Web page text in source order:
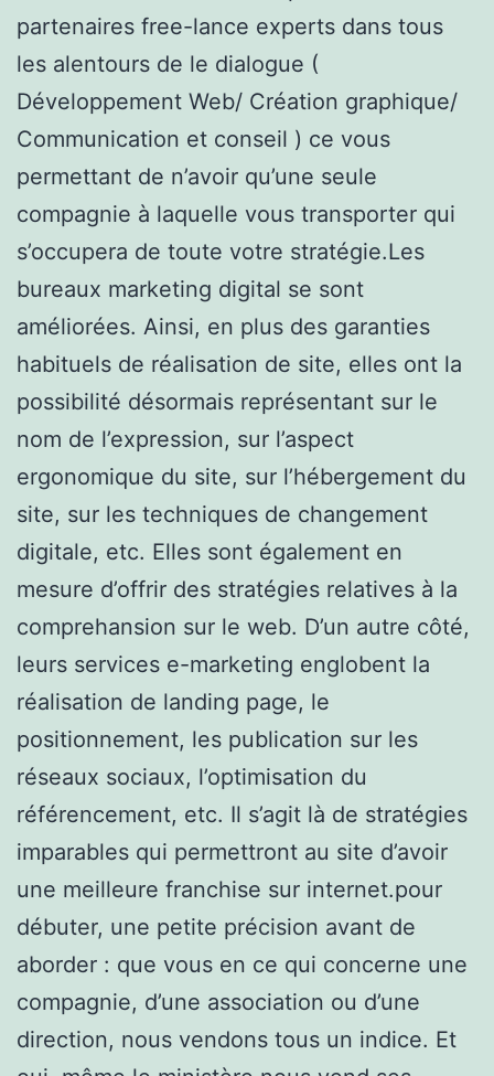
partenaires free-lance experts dans tous
les alentours de le dialogue (
Développement Web/ Création graphique/
Communication et conseil ) ce vous
permettant de n’avoir qu’une seule
compagnie à laquelle vous transporter qui
s’occupera de toute votre stratégie.Les
bureaux marketing digital se sont
améliorées. Ainsi, en plus des garanties
habituels de réalisation de site, elles ont la
possibilité désormais représentant sur le
nom de l’expression, sur l’aspect
ergonomique du site, sur l’hébergement du
site, sur les techniques de changement
digitale, etc. Elles sont également en
mesure d’offrir des stratégies relatives à la
comprehansion sur le web. D’un autre côté,
leurs services e-marketing englobent la
réalisation de landing page, le
positionnement, les publication sur les
réseaux sociaux, l’optimisation du
référencement, etc. Il s’agit là de stratégies
imparables qui permettront au site d’avoir
une meilleure franchise sur internet.pour
débuter, une petite précision avant de
aborder : que vous en ce qui concerne une
compagnie, d’une association ou d’une
direction, nous vendons tous un indice. Et